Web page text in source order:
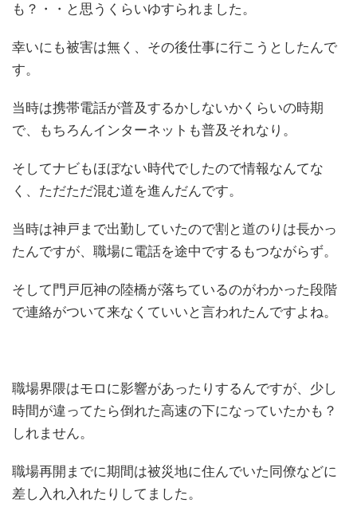
も？・・と思うくらいゆすられました。
幸いにも被害は無く、その後仕事に行こうとしたんで
す。
当時は携帯電話が普及するかしないかくらいの時期
で、もちろんインターネットも普及それなり。
そしてナビもほぼない時代でしたので情報なんてな
く、ただただ混む道を進んだんです。
当時は神戸まで出勤していたので割と道のりは長かっ
たんですが、職場に電話を途中でするもつながらず。
そして門戸厄神の陸橋が落ちているのがわかった段階
で連絡がついて来なくていいと言われたんですよね。
職場界隈はモロに影響があったりするんですが、少し
時間が違ってたら倒れた高速の下になっていたかも？
しれません。
職場再開までに期間は被災地に住んでいた同僚などに
差し入れ入れたりしてました。